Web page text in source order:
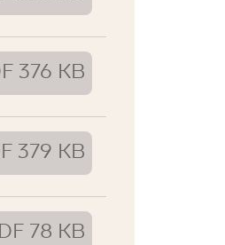
376 KB
379 KB
78 KB